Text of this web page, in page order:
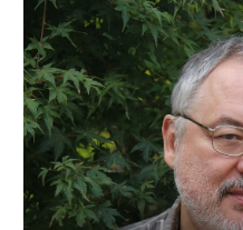
(Zugriffstaste
9)